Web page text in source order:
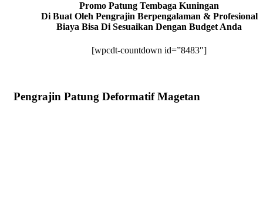
Promo Patung Tembaga Kuningan
Di Buat Oleh Pengrajin Berpengalaman & Profesional
Biaya Bisa Di Sesuaikan Dengan Budget Anda
[wpcdt-countdown id=”8483″]
Pengrajin Patung Deformatif Magetan